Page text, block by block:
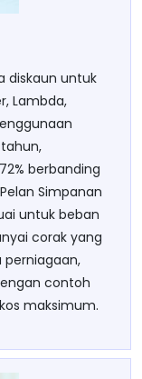
diskaun untuk
Lambda,
berbanding
Simpanan
untuk beban
corak yang
perniagaan,
contoh
maksimum.